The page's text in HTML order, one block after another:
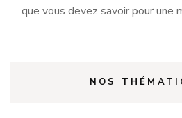
que vous devez savoir pour une
NOS